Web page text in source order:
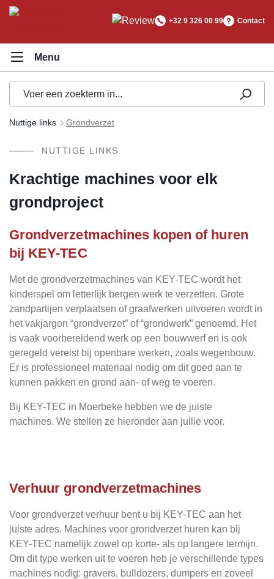
+32 9 326 00 99 Contact
Nuttige links Grondverzet
NUTTIGE LINKS
Krachtige machines voor elk
grondproject
Grondverzetmachines kopen of huren
bij KEY-TEC
Met de grondverzetmachines van KEY-TEC wordt het
kinderspel om letterlijk bergen werk te verzetten. Grote
zandpartijen verplaatsen of graafwerken uitvoeren wordt in
het vakjargon “grondverzet” of “grondwerk” genoemd. Het
is vaak voorbereidend werk op een bouwwerf en is ook
geregeld vereist bij openbare werken, zoals wegenbouw.
Er is professioneel materiaal nodig om dit goed aan te
kunnen pakken en grond aan- of weg te voeren.
Bij KEY-TEC in Moerbeke hebben we de juiste
machines. We stellen ze hieronder aan jullie voor.
Verhuur grondverzetmachines
Voor grondverzet verhuur bent u bij KEY-TEC aan het
juiste adres. Machines voor grondverzet huren kan bij
KEY-TEC namelijk zowel op korte- als op langere termijn.
Om dit type werken uit te voeren heb je verschillende types
machines nodig: gravers, bulldozers, dumpers en zoveel